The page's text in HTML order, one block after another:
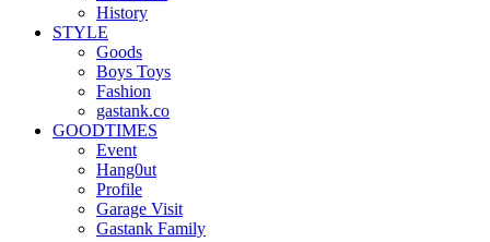
History
STYLE
Goods
Boys Toys
Fashion
gastank.co
GOODTIMES
Event
Hang0ut
Profile
Garage Visit
Gastank Family